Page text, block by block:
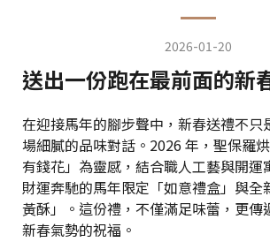
2026-01-20
送出一份跑在最前面的新
在迎接馬年的腳步聲中，新春送禮不只
場細膩的品味對話。2026 年，聖保羅
有錢花」為靈感，結合職人工藝與開運
財運奔馳的馬年限定「如意禮盒」與全
黃酥」。這份禮，不僅滿足味蕾，更傳
新春氣勢的祝福。